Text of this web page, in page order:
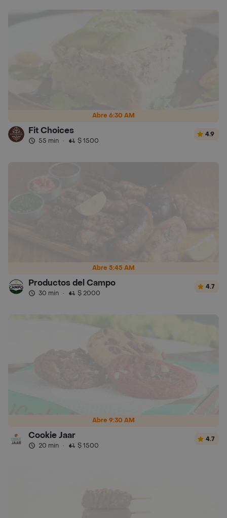
Abre 6:30 AM
Fit Choices
55 min · $ 1500
4.9
Abre 5:45 AM
Productos del Campo
30 min · $ 2000
4.7
Abre 9:30 AM
Cookie Jaar
20 min · $ 1500
4.7